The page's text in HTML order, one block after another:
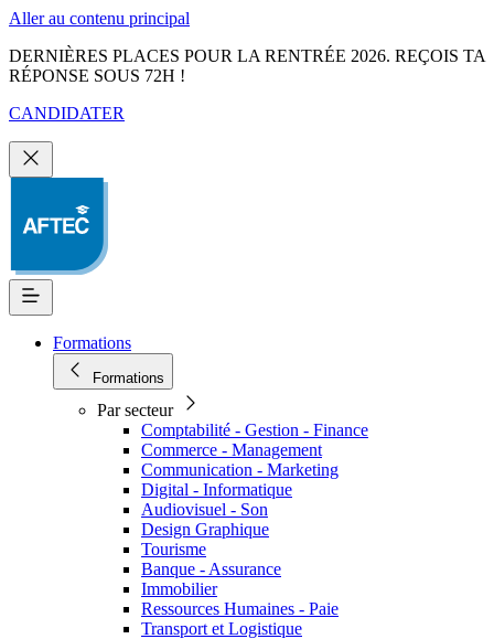
Aller au contenu principal
DERNIÈRES PLACES POUR LA RENTRÉE 2026. REÇOIS TA
RÉPONSE SOUS 72H !
CANDIDATER
Formations
Formations
Par secteur
Comptabilité - Gestion - Finance
Commerce - Management
Communication - Marketing
Digital - Informatique
Audiovisuel - Son
Design Graphique
Tourisme
Banque - Assurance
Immobilier
Ressources Humaines - Paie
Transport et Logistique